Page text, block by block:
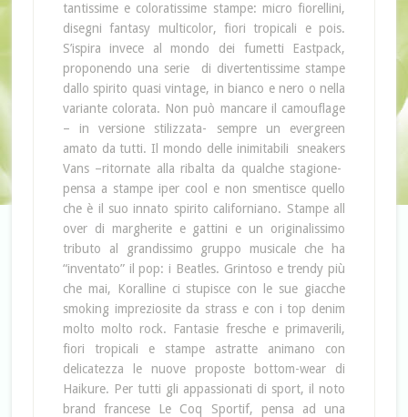
tantissime e coloratissime stampe: micro fiorellini,
disegni fantasy multicolor, fiori tropicali e pois.
S’ispira invece al mondo dei fumetti Eastpack,
proponendo una serie di divertentissime stampe
dallo spirito quasi vintage, in bianco e nero o nella
variante colorata. Non può mancare il camouflage
– in versione stilizzata- sempre un evergreen
amato da tutti. Il mondo delle inimitabili sneakers
Vans –ritornate alla ribalta da qualche stagione-
pensa a stampe iper cool e non smentisce quello
che è il suo innato spirito californiano. Stampe all
over di margherite e gattini e un originalissimo
tributo al grandissimo gruppo musicale che ha
“inventato” il pop: i Beatles. Grintoso e trendy più
che mai, Koralline ci stupisce con le sue giacche
smoking impreziosite da strass e con i top denim
molto molto rock. Fantasie fresche e primaverili,
fiori tropicali e stampe astratte animano con
delicatezza le nuove proposte bottom-wear di
Haikure. Per tutti gli appassionati di sport, il noto
brand francese Le Coq Sportif, pensa ad una